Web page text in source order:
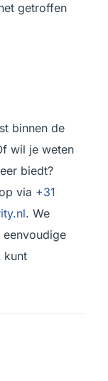
getroffen
binnen de
wil je weten
biedt?
via +31
. We
kunt